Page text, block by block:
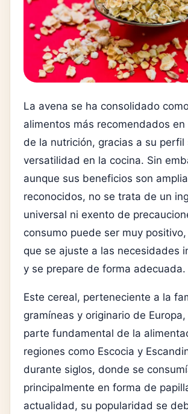
La avena se ha consolidado
alimentos más recomendados
de la nutrición, gracias a su perfil
versatilidad en la cocina. Sin
aunque sus beneficios son
reconocidos, no se trata de un
universal ni exento de
consumo puede ser muy
que se ajuste a las necesidades
y se prepare de forma adecuada.
Este cereal, perteneciente a la
gramíneas y originario de
parte fundamental de la
regiones como Escocia y
durante siglos, donde se
principalmente en forma de
actualidad, su popularidad se